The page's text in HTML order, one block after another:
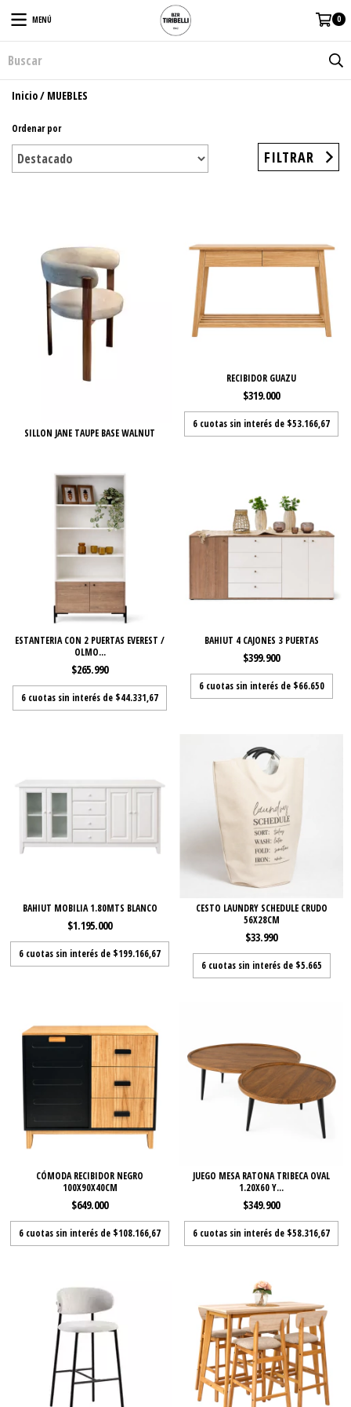
MENÚ 0
Inicio/ MUEBLES
Ordenar por
FILTRAR
SILLON JANE TAUPE BASE WALNUT
RECIBIDOR GUAZU
$319.000
6 cuotas sin interés de $53.166,67
ESTANTERIA CON 2 PUERTAS EVEREST /
OLMO...
$265.990
6 cuotas sin interés de $44.331,67
BAHIUT 4 CAJONES 3 PUERTAS
$399.900
6 cuotas sin interés de $66.650
BAHIUT MOBILIA 1.80MTS BLANCO
$1.195.000
6 cuotas sin interés de $199.166,67
CESTO LAUNDRY SCHEDULE CRUDO
56X28CM
$33.990
6 cuotas sin interés de $5.665
CÓMODA RECIBIDOR NEGRO
100X90X40CM
$649.000
6 cuotas sin interés de $108.166,67
JUEGO MESA RATONA TRIBECA OVAL
1.20X60 Y...
$349.900
6 cuotas sin interés de $58.316,67